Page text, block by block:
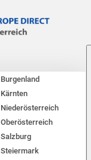
Burgenland
Kärnten
Niederösterreich
Oberösterreich
Salzburg
Steiermark